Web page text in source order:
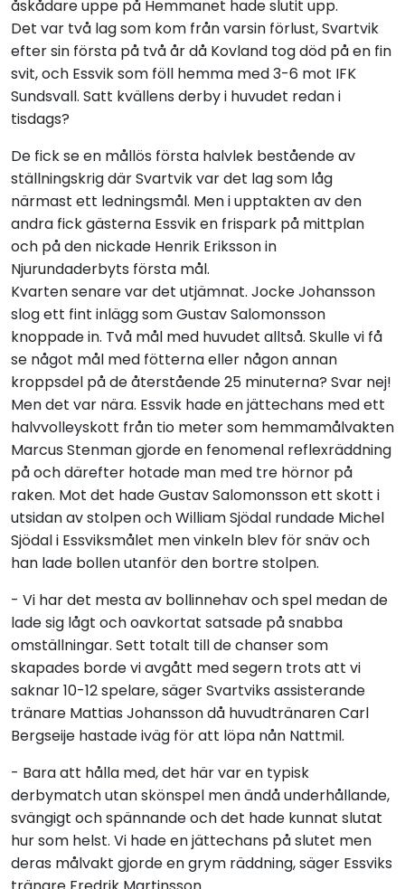
åskådare uppe på Hemmanet hade slutit upp.
Det var två lag som kom från varsin förlust, Svartvik
efter sin första på två år då Kovland tog död på en fin
svit, och Essvik som föll hemma med 3-6 mot IFK
Sundsvall. Satt kvällens derby i huvudet redan i
tisdags?
De fick se en mållös första halvlek bestående av
ställningskrig där Svartvik var det lag som låg
närmast ett ledningsmål. Men i upptakten av den
andra fick gästerna Essvik en frispark på mittplan
och på den nickade Henrik Eriksson in
Njurundaderbyts första mål.
Kvarten senare var det utjämnat. Jocke Johansson
slog ett fint inlägg som Gustav Salomonsson
knoppade in. Två mål med huvudet alltså. Skulle vi få
se något mål med fötterna eller någon annan
kroppsdel på de återstående 25 minuterna? Svar nej!
Men det var nära. Essvik hade en jättechans med ett
halvvolleyskott från tio meter som hemmamålvakten
Marcus Stenman gjorde en fenomenal reflexräddning
på och därefter hotade man med tre hörnor på
raken. Mot det hade Gustav Salomonsson ett skott i
utsidan av stolpen och William Sjödal rundade Michel
Sjödal i Essviksmålet men vinkeln blev för snäv och
han lade bollen utanför den bortre stolpen.
- Vi har det mesta av bollinnehav och spel medan de
lade sig lågt och oavkortat satsade på snabba
omställningar. Sett totalt till de chanser som
skapades borde vi avgått med segern trots att vi
saknar 10-12 spelare, säger Svartviks assisterande
tränare Mattias Johansson då huvudtränaren Carl
Bergseije hastade iväg för att löpa nån Nattmil.
- Bara att hålla med, det här var en typisk
derbymatch utan skönspel men ändå underhållande,
svängigt och spännande och det hade kunnat slutat
hur som helst. Vi hade en jättechans på slutet men
deras målvakt gjorde en grym räddning, säger Essviks